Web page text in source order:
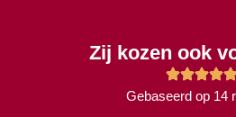
Zij kozen ook
Gebaseerd op 14